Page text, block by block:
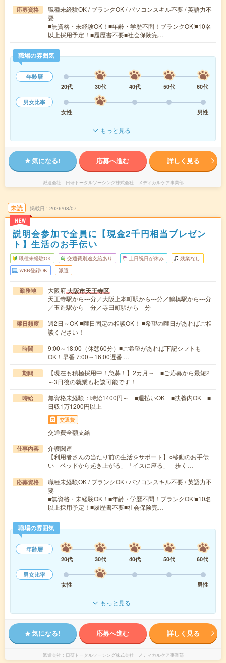
応募資格
職種未経験OK / ブランクOK / パソコンスキル不要 / 英語力不
要
■無資格・未経験OK！■年齢・学歴不問！ブランクOK!■10名
以上採用予定！■履歴書不要■社会保険完…
職場の雰囲気
年齢層
20代
30代 40代 50代
60代
男女比率
女性
男性
もっと見る
気になる! 応募へ進む 詳しく見る
派遣会社 日研トータルソーシング株式会社 メディカルケア事業部
未読
NEW
掲載日 2026/08/07
説明会参加で全員に【現金2千円相当プレゼン
ト】生活のお手伝い
職種未経験OK 交通費別途支給あり 土日祝日が休み 残業なし
WEB登録OK 派遣
勤務地 大阪府大阪市天王寺区
天王寺駅から---分／大阪上本町駅から---分／鶴橋駅から---分
／玉造駅から---分／寺田町駅から---分
曜日頻度
週2日～OK ■曜日固定の相談OK！ ■希望の曜日があればご相
談ください！
時間
9:00～18:00（休憩60分）■ご希望があれば下記シフトも
OK！早番 7:00～16:00遅番 …
期間
【現在も積極採用中！急募！】2カ月～ ■ご応募から最短2
～3日後の就業も相談可能です！
時給
無資格未経験：時給1400円～ ■週払いOK ■扶養内OK ■
日収1万1200円以上
交通費
交通費全額支給
仕事内容
介護関連
【利用者さんの当たり前の生活をサポート】○移動のお手伝
い「ベッドから起き上がる」「イスに座る」「歩く…
応募資格
職種未経験OK / ブランクOK / パソコンスキル不要 / 英語力不
要
■無資格・未経験OK！■年齢・学歴不問！ブランクOK!■10名
以上採用予定！■履歴書不要■社会保険完…
職場の雰囲気
年齢層
20代
30代 40代 50代
60代
男女比率
女性
男性
もっと見る
気になる! 応募へ進む 詳しく見る
派遣会社 日研トータルソーシング株式会社 メディカルケア事業部